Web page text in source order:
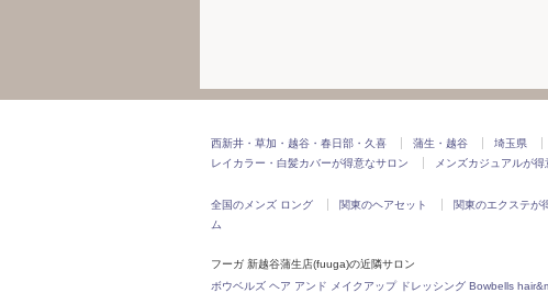
西新井・草加・越谷・春日部・久喜 蒲生・越谷 埼玉県
レイカラー・白髪カバーが得意なサロン
メンズカジュアルが得
全国のメンズ ロング 関東のヘアセット 関東のエクステが
ム
フーガ 新越谷蒲生店(fuuga)の近隣サロン
ボウベルズ ヘア アンド メイクアップ ドレッシング Bowbells